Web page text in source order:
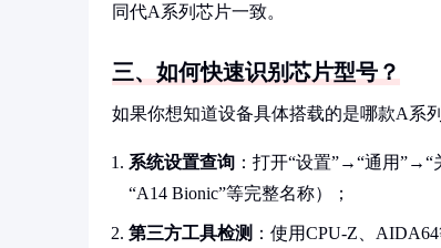
同代A系列芯片一致。
三、如何快速识别芯片型号？
如果你想知道设备具体搭载的是哪款A系
系统设置查询 ：打开“设置”→“通用”→“
“A14 Bionic”等完整名称）；
第三方工具检测 ：使用CPU-Z、